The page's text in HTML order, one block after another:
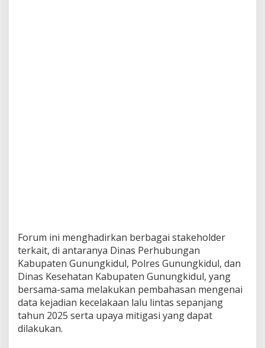
Forum ini menghadirkan berbagai stakeholder
terkait, di antaranya Dinas Perhubungan
Kabupaten Gunungkidul, Polres Gunungkidul, dan
Dinas Kesehatan Kabupaten Gunungkidul, yang
bersama-sama melakukan pembahasan mengenai
data kejadian kecelakaan lalu lintas sepanjang
tahun 2025 serta upaya mitigasi yang dapat
dilakukan.